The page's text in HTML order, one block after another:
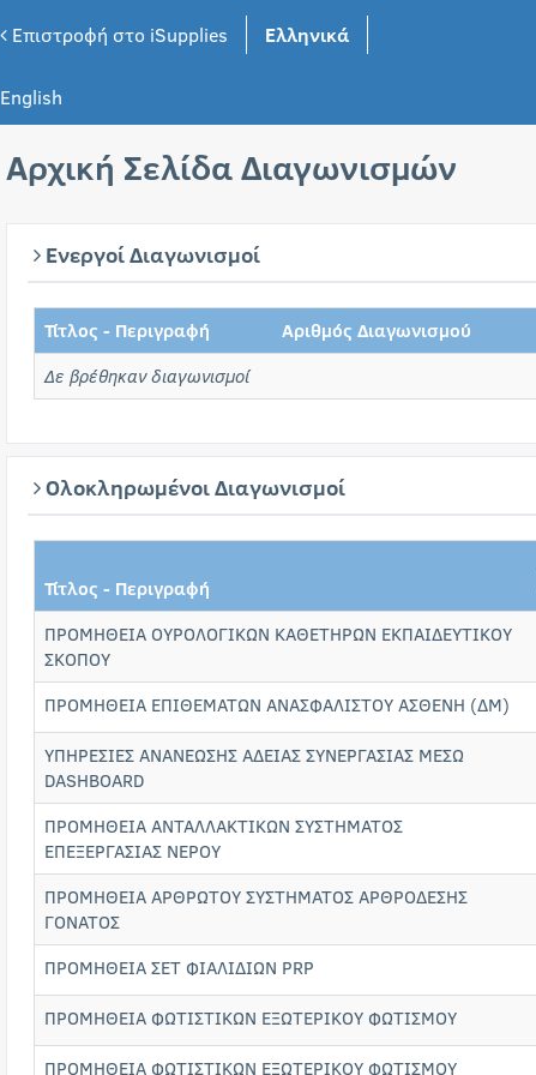
Επιστροφή στο iSupplies Ελληνικά
English
Αρχική Σελίδα Διαγωνισμών
Ενεργοί Διαγωνισμοί
Τίτλος - Περιγραφή Αριθμός Διαγωνισμού
Δε βρέθηκαν διαγωνισμοί
Ολοκληρωμένοι Διαγωνισμοί
Τίτλος - Περιγραφή
ΠΡΟΜΗΘΕΙΑ ΟΥΡΟΛΟΓΙΚΩΝ ΚΑΘΕΤΗΡΩΝ ΕΚΠΑΙΔΕΥΤΙΚΟΥ
ΣΚΟΠΟΥ
ΠΡΟΜΗΘΕΙΑ ΕΠΙΘΕΜΑΤΩΝ ΑΝΑΣΦΑΛΙΣΤΟΥ ΑΣΘΕΝΗ (ΔΜ)
ΥΠΗΡΕΣΙΕΣ ΑΝΑΝΕΩΣΗΣ ΑΔΕΙΑΣ ΣΥΝΕΡΓΑΣΙΑΣ ΜΕΣΩ
DASHBOARD
ΠΡΟΜΗΘΕΙΑ ΑΝΤΑΛΛΑΚΤΙΚΩΝ ΣΥΣΤΗΜΑΤΟΣ
ΕΠΕΞΕΡΓΑΣΙΑΣ ΝΕΡΟΥ
ΠΡΟΜΗΘΕΙΑ ΑΡΘΡΩΤΟΥ ΣΥΣΤΗΜΑΤΟΣ ΑΡΘΡΟΔΕΣΗΣ
ΓΟΝΑΤΟΣ
ΠΡΟΜΗΘΕΙΑ ΣΕΤ ΦΙΑΛΙΔΙΩΝ PRP
ΠΡΟΜΗΘΕΙΑ ΦΩΤΙΣΤΙΚΩΝ ΕΞΩΤΕΡΙΚΟΥ ΦΩΤΙΣΜΟΥ
ΠΡΟΜΗΘΕΙΑ ΦΩΤΙΣΤΙΚΩΝ ΕΞΩΤΕΡΙΚΟΥ ΦΩΤΙΣΜΟΥ